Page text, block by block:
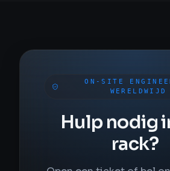
ON-SITE
WERELDWIJD
Hulp nodig
rack?